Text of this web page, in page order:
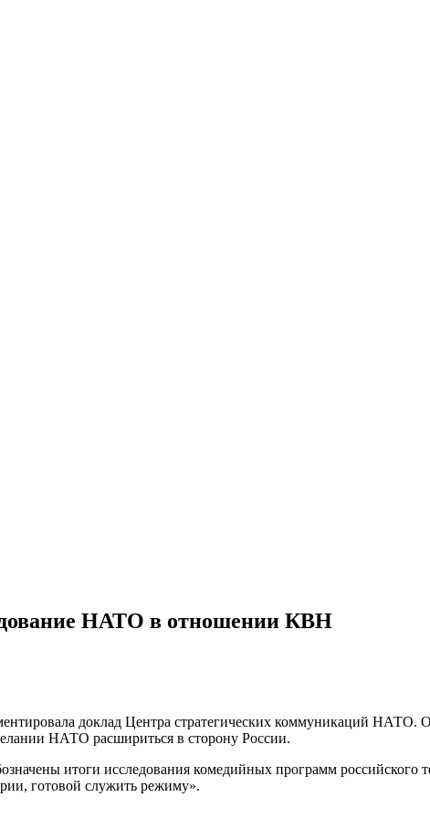
НАТО в отношении КВН
доклад Центра стратегических коммуникаций НАТО.
НАТО расшириться в сторону России.
итоги исследования комедийных программ российского
готовой служить режиму».